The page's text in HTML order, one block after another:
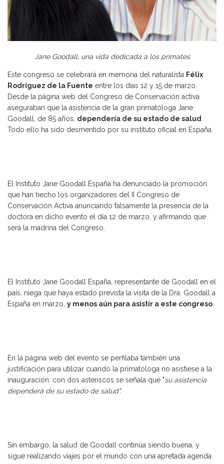
Jane Goodall, una vida dedicada a los primates
Este congreso se celebrará en memoria del naturalista Félix
Rodríguez de la Fuente entre los días 12 y 15 de marzo.
Desde la página web del Congreso de Conservación activa
aseguraban que la asistencia de la gran primatóloga Jane
Goodall, de 85 años, dependería de su estado de salud.
Todo ello ha sido desmentido por su instituto oficial en España.
El Instituto Jane Goodall España ha denunciado la promoción
que han hecho los organizadores del II Congreso de
Conservación Activa anunciando falsamente la presencia de la
doctora en dicho evento el día 12 de marzo, y afirmando que
será la madrina del Congreso.
El Instituto Jane Goodall España, representante de Goodall en el
país, niega que haya estado prevista la visita de la Dra. Goodall a
España en marzo, y menos aún para asistir a este congreso.
En la página web del evento se perfilaba también una
justificación para utilizar cuando la primatóloga no asistiese a la
inauguración: con dos asteriscos se señala que "su asistencia
dependerá de su estado de salud".
Sin embargo, la salud de Goodall continúa siendo buena, y
sigue realizando viajes por el mundo con una apretada agenda.